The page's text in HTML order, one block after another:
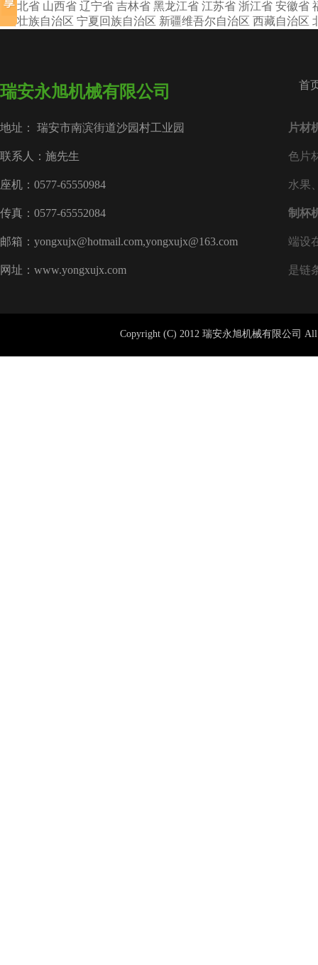
河北省 山西省 辽宁省 吉林省 黑龙江省 江苏省 浙江省 安徽省
西壮族自治区 宁夏回族自治区 新疆维吾尔自治区 西藏自治区
瑞安永旭机械有限公司
地址： 瑞安市南滨街道沙园村工业园
联系人：施先生
座机：0577-65550984
传真：0577-65552084
邮箱：yongxujx@hotmail.com,yongxujx@163.com
网址：www.yongxujx.com
首
片材
色片
水果
制杯
端设
是链
Copyright (C) 2012 瑞安永旭机械有限公司 All